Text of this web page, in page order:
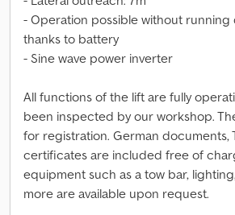
- Operation possible without running
thanks to battery
- Sine wave power inverter
All functions of the lift are fully
been inspected by our workshop.
for registration. German documents,
certificates are included free of
equipment such as a tow bar,
more are available upon request.